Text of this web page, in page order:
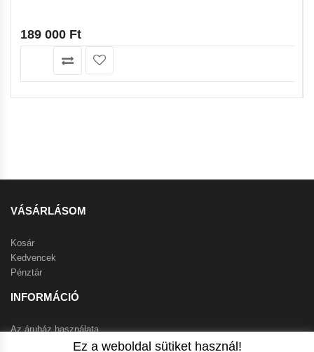
189 000 Ft
VÁSÁRLÁSOM
Kosár
Kedvencek
Pénztár
INFORMÁCIÓ
Az áruház használata
Szállítási feltételekEz a weboldal sütiket használ!